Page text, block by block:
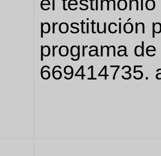
prostitución
programa
669414735.